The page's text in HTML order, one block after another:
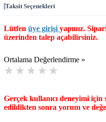
Taksit Seçenekleri
Lütfen üye girişi yapınız.
üzerinden talep açabilirsiniz.
Ortalama Değerlendirme »
Gerçek kullanıcı deneyimi için
edildikten sonra yorum ve